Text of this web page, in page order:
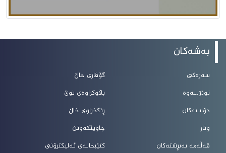
بەشەکان
سەرەکی
توێژینەوە
دۆسیەکان
وتار
گۆڤاری خاڵ
بڵاوکراوەی نوێ
ڕێکخراوی خاڵ
چاوپێکەوتن
قەڵەمە بەبڕشتەکان
کتێبخانەی ئەلیکترۆنی